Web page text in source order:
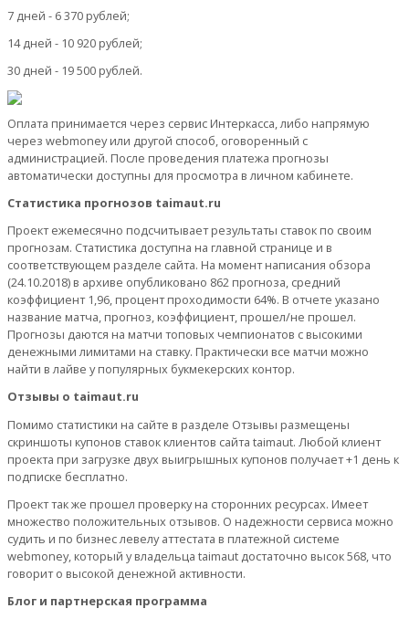
7 дней - 6 370 рублей;
14 дней - 10 920 рублей;
30 дней - 19 500 рублей.
Оплата принимается через сервис Интеркасса, либо напрямую
через webmoney или другой способ, оговоренный с
администрацией. После проведения платежа прогнозы
автоматически доступны для просмотра в личном кабинете.
Статистика прогнозов taimaut.ru
Проект ежемесячно подсчитывает результаты ставок по своим
прогнозам. Статистика доступна на главной странице и в
соответствующем разделе сайта. На момент написания обзора
(24.10.2018) в архиве опубликовано 862 прогноза, средний
коэффициент 1,96, процент проходимости 64%. В отчете указано
название матча, прогноз, коэффициент, прошел/не прошел.
Прогнозы даются на матчи топовых чемпионатов с высокими
денежными лимитами на ставку. Практически все матчи можно
найти в лайве у популярных букмекерских контор.
Отзывы о taimaut.ru
Помимо статистики на сайте в разделе Отзывы размещены
скриншоты купонов ставок клиентов сайта taimaut. Любой клиент
проекта при загрузке двух выигрышных купонов получает +1 день к
подписке бесплатно.
Проект так же прошел проверку на сторонних ресурсах. Имеет
множество положительных отзывов. О надежности сервиса можно
судить и по бизнес левелу аттестата в платежной системе
webmoney, который у владельца taimaut достаточно высок 568, что
говорит о высокой денежной активности.
Блог и партнерская программа